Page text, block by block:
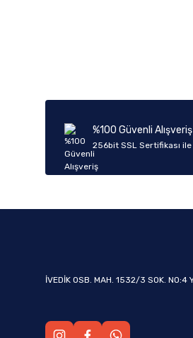
Ürün fiyatı diğer sitelerden daha
Bu ürüne benzer farklı
%100 Güvenli Alışveriş
256bit SSL Sertifikası
İVEDİK OSB. MAH. 1532/3 SOK. NO:4